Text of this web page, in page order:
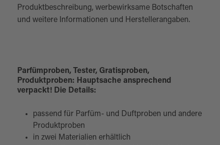
Produktbeschreibung, werbewirksame Botschaften
und weitere Informationen und Herstellerangaben.
Parfümproben, Tester, Gratisproben,
Produktproben: Hauptsache ansprechend
verpackt! Die Details:
passend für Parfüm- und Duftproben und andere
Produktproben
in zwei Materialien erhältlich